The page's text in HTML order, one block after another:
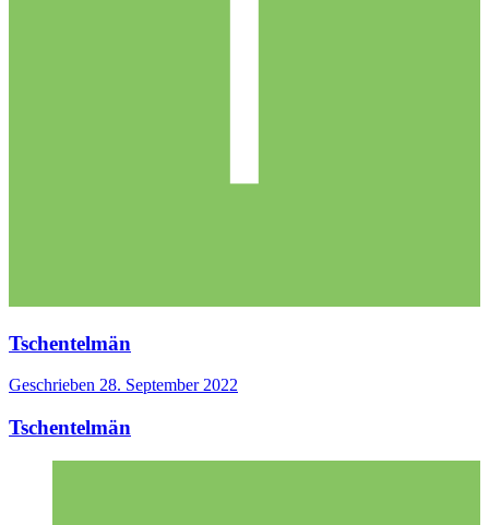
Tschentelmän
Geschrieben 28. September 2022
Tschentelmän